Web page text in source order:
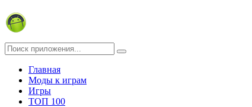
Главная
Моды к играм
Игры
ТОП 100